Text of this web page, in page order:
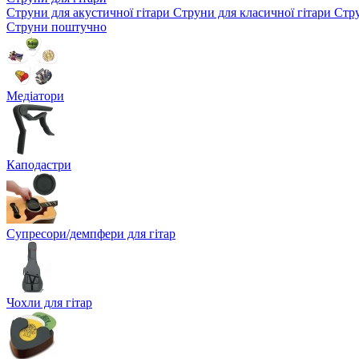
Струни для акустичної гітари Струни для класичної гітари
Струни поштучно
Медіатори
Каподастри
Супресори/демпфери для гітар
Чохли для гітар